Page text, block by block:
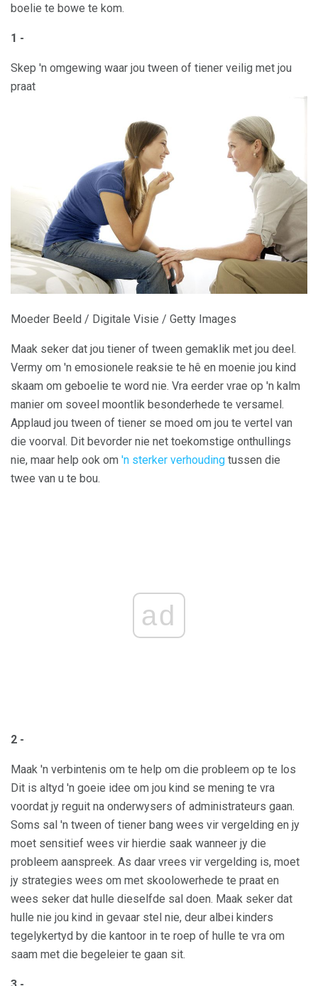
boelie te bowe te kom.
1 -
Skep 'n omgewing waar jou tween of tiener veilig met jou
praat
Moeder Beeld / Digitale Visie / Getty Images
Maak seker dat jou tiener of tween gemaklik met jou deel.
Vermy om 'n emosionele reaksie te hê en moenie jou kind
skaam om geboelie te word nie. Vra eerder vrae op 'n kalm
manier om soveel moontlik besonderhede te versamel.
Applaud jou tween of tiener se moed om jou te vertel van
die voorval. Dit bevorder nie net toekomstige onthullings
nie, maar help ook om 'n sterker verhouding tussen die
twee van u te bou.
ad
2 -
Maak 'n verbintenis om te help om die probleem op te los
Dit is altyd 'n goeie idee om jou kind se mening te vra
voordat jy reguit na onderwysers of administrateurs gaan.
Soms sal 'n tween of tiener bang wees vir vergelding en jy
moet sensitief wees vir hierdie saak wanneer jy die
probleem aanspreek. As daar vrees vir vergelding is, moet
jy strategies wees om met skoolowerhede te praat en
wees seker dat hulle dieselfde sal doen. Maak seker dat
hulle nie jou kind in gevaar stel nie, deur albei kinders
tegelykertyd by die kantoor in te roep of hulle te vra om
saam met die begeleier te gaan sit.